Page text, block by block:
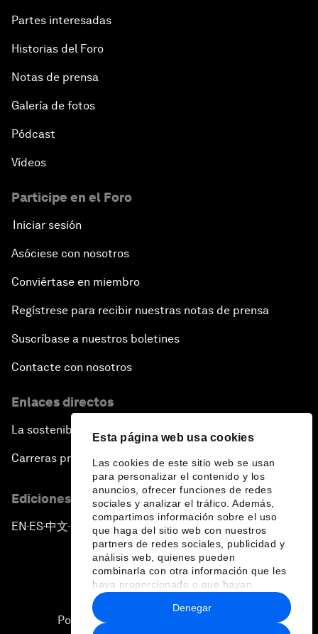
Esta página web usa cookies
Las cookies de este sitio web se usan
para personalizar el contenido y los
anuncios, ofrecer funciones de redes
sociales y analizar el tráfico. Además,
compartimos información sobre el uso
que haga del sitio web con nuestros
partners de redes sociales, publicidad y
análisis web, quienes pueden
combinarla con otra información que les
haya proporcionado o que hayan
recopilado a partir del uso que haya
hecho de sus servicios.
Denegar
Partes interesadas
Historias del Foro
Notas de prensa
Galería de fotos
Pódcast
Vídeos
Participe en el Foro
Iniciar sesión
Asóciese con nosotros
Conviértase en miembro
Regístrese para recibir nuestras notas de prensa
Suscríbase a nuestros boletines
Contacte con nosotros
Enlaces directos
La sostenibilidad en el Foro
Carreras profesionales
Ediciones en otros idiomas
EN ▪ ES▪中文▪ 日本語
Política de privacidad y normas de uso